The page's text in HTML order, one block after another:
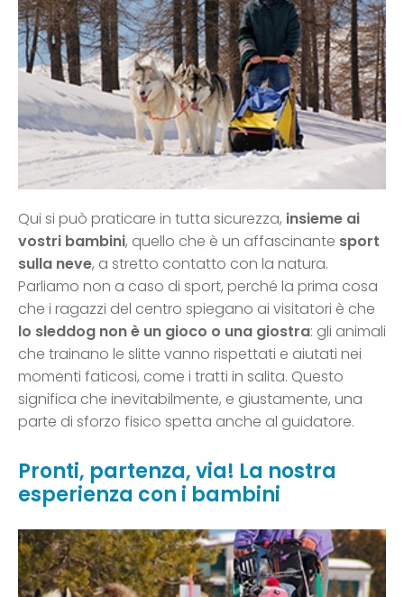
Qui si può praticare in tutta sicurezza, insieme ai
vostri bambini, quello che è un affascinante sport
sulla neve, a stretto contatto con la natura.
Parliamo non a caso di sport, perché la prima cosa
che i ragazzi del centro spiegano ai visitatori è che
lo sleddog non è un gioco o una giostra: gli animali
che trainano le slitte vanno rispettati e aiutati nei
momenti faticosi, come i tratti in salita. Questo
significa che inevitabilmente, e giustamente, una
parte di sforzo fisico spetta anche al guidatore.
Pronti, partenza, via! La nostra
esperienza con i bambini